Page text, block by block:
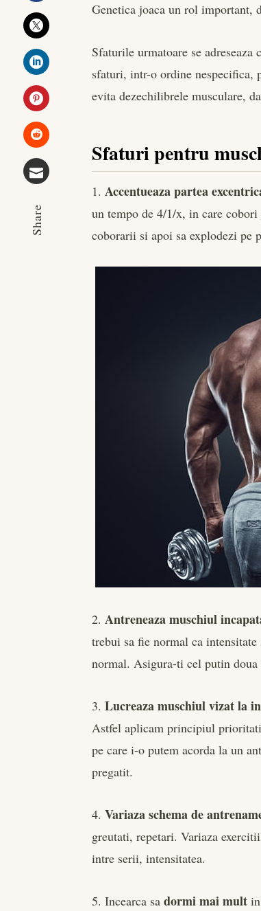
Facebook
Twitter
LinkedIn
Pinterest
Stumbleupon
Share
Genetica joaca un rol important,
Sfaturile urmatoare se
sfaturi, intr-o ordine nespecifica,
evita dezechilibrele musculare,
Sfaturi pentru
1.Accentueaza partea
un tempo de 4/1/x, in care
coborarii si apoi sa explodezi pe
2.Antreneaza muschiul
trebui sa fie normal ca
normal. Asigura-ti cel putin doua
3.Lucreaza muschiul vizat la
Astfel aplicam principiul
pe care i-o putem acorda la un
pregatit.
4.Variaza schema de
greutati, repetari. Variaza
intre serii, intensitatea.
5. Incearca sadormi mai mult